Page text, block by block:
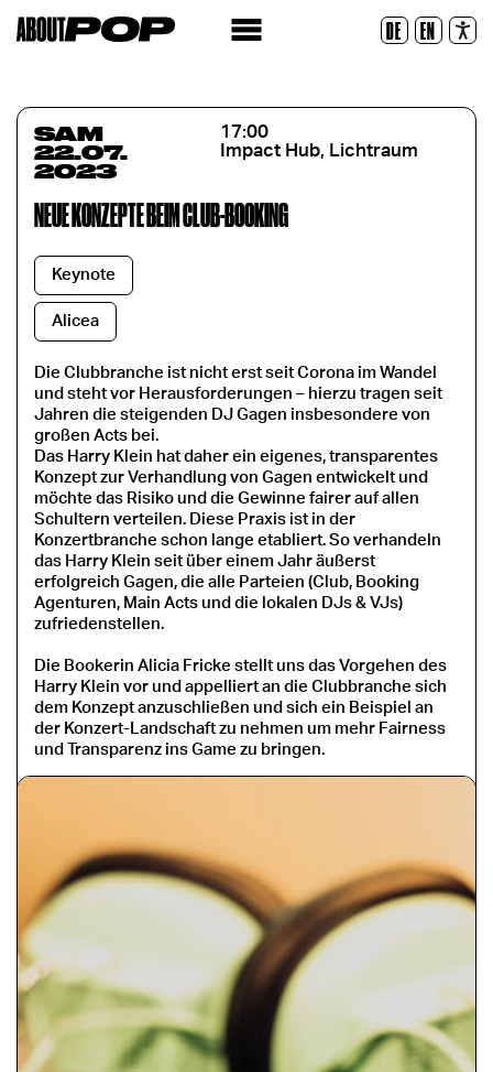
DE EN
Réinitialiser
SAM
22.07.
2023
17:00
Impact Hub, Lichtraum
NEUE KONZEPTE BEIM CLUB-BOOKING
Keynote
Alicea
Die Clubbranche ist nicht erst seit Corona im Wandel
und steht vor Herausforderungen – hierzu tragen seit
Jahren die steigenden DJ Gagen insbesondere von
großen Acts bei.
Das Harry Klein hat daher ein eigenes, transparentes
Konzept zur Verhandlung von Gagen entwickelt und
möchte das Risiko und die Gewinne fairer auf allen
Schultern verteilen. Diese Praxis ist in der
Konzertbranche schon lange etabliert. So verhandeln
das Harry Klein seit über einem Jahr äußerst
erfolgreich Gagen, die alle Parteien (Club, Booking
Agenturen, Main Acts und die lokalen DJs & VJs)
zufriedenstellen.
Die Bookerin Alicia Fricke stellt uns das Vorgehen des
Harry Klein vor und appelliert an die Clubbranche sich
dem Konzept anzuschließen und sich ein Beispiel an
der Konzert-Landschaft zu nehmen um mehr Fairness
und Transparenz ins Game zu bringen.